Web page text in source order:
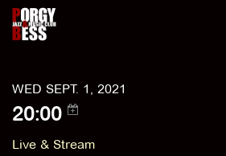
WED SEPT. 1, 2021
20:00
Live & Stream